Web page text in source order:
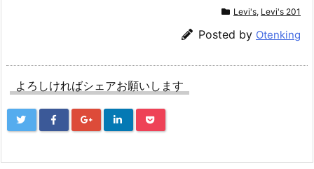
Levi's, Levi's 201
Posted by Otenking
よろしければシェアお願いします